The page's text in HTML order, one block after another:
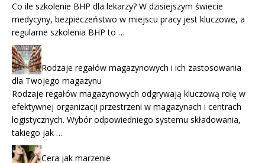
Co ile szkolenie BHP dla lekarzy? W dzisiejszym świecie
medycyny, bezpieczeństwo w miejscu pracy jest kluczowe, a
regularne szkolenia BHP to …
Rodzaje regałów magazynowych i ich zastosowania
dla Twojego magazynu
Rodzaje regałów magazynowych odgrywają kluczową rolę w
efektywnej organizacji przestrzeni w magazynach i centrach
logistycznych. Wybór odpowiedniego systemu składowania,
takiego jak …
Cera jak marzenie